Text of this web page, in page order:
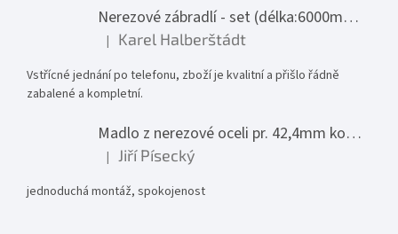
Nerezové zábradlí - set (délka:6000mm x výška:1000mm)
Hodnocení produktu je 5 z 5 hvězdiček.
| Karel Halberštádt
Vstřícné jednání po telefonu, zboží je kvalitní a přišlo řádně
zabalené a kompletní.
Madlo z nerezové oceli pr. 42,4mm komplet - model 0116 - 3000mm
Hodnocení produktu je 5 z 5 hvězdiček.
| Jiří Písecký
jednoduchá montáž, spokojenost